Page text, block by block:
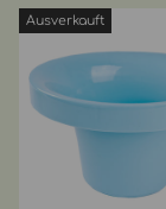
Ausverkauft